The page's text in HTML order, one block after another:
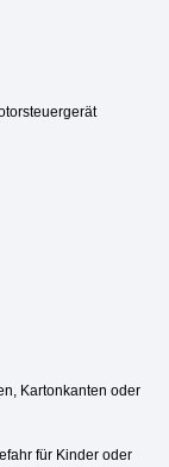
Kartonkanten oder
für Kinder oder